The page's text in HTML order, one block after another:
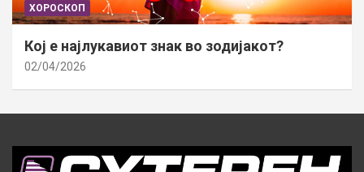
ХОРОСКОП
Кој е најлукавиот знак во зодијакот?
02/04/2026